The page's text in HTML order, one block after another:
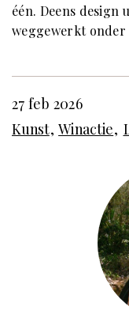
één. Deens design
weggewerkt onder
27 feb 2026
Kunst Winactie